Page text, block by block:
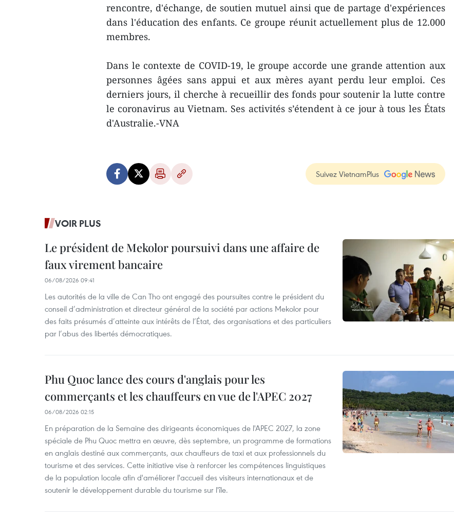
rencontre, d'échange, de soutien mutuel ainsi que de partage d'expériences
dans l'éducation des enfants. Ce groupe réunit actuellement plus de 12.000
membres.
Dans le contexte de COVID-19, le groupe accorde une grande attention aux
personnes âgées sans appui et aux mères ayant perdu leur emploi. Ces
derniers jours, il cherche à recueillir des fonds pour soutenir la lutte contre
le coronavirus au Vietnam. Ses activités s’étendent à ce jour à tous les États
d'Australie.-VNA
Suivez VietnamPlus
VOIR PLUS
Le président de Mekolor poursuivi dans une affaire de
faux virement bancaire
06/08/2026 09:41
Les autorités de la ville de Can Tho ont engagé des poursuites contre le président du
conseil d’administration et directeur général de la société par actions Mekolor pour
des faits présumés d’atteinte aux intérêts de l’État, des organisations et des particuliers
par l’abus des libertés démocratiques.
Phu Quoc lance des cours d'anglais pour les
commerçants et les chauffeurs en vue de l'APEC 2027
06/08/2026 02:15
En préparation de la Semaine des dirigeants économiques de l'APEC 2027, la zone
spéciale de Phu Quoc mettra en œuvre, dès septembre, un programme de formations
en anglais destiné aux commerçants, aux chauffeurs de taxi et aux professionnels du
tourisme et des services. Cette initiative vise à renforcer les compétences linguistiques
de la population locale afin d'améliorer l'accueil des visiteurs internationaux et de
soutenir le développement durable du tourisme sur l'île.